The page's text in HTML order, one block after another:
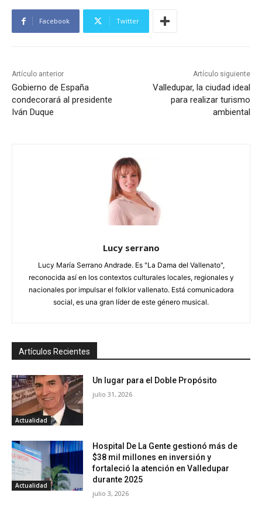
Facebook Twitter
Artículo anterior
Gobierno de España
condecorará al presidente
Iván Duque
Artículo siguiente
Valledupar, la ciudad ideal
para realizar turismo
ambiental
Lucy serrano
Lucy María Serrano Andrade. Es "La Dama del Vallenato",
reconocida así en los contextos culturales locales, regionales y
nacionales por impulsar el folklor vallenato. Está comunicadora
social, es una gran líder de este género musical.
Artículos Recientes
Actualidad
Un lugar para el Doble Propósito
julio 31, 2026
Actualidad
Hospital De La Gente gestionó más de
$38 mil millones en inversión y
fortaleció la atención en Valledupar
durante 2025
julio 3, 2026